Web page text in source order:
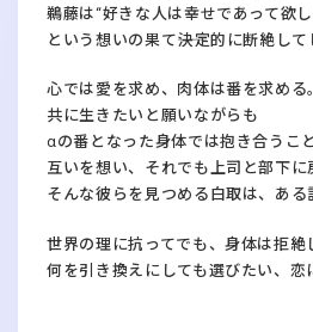
鵜藤は“好きな人は幸せであって欲し
という想いの果て――決定的に断絶して
心では愛を求め、肉体は番を求める
共に生きたいと願いながらも
αの番となった身体では抱き合うこ
互いを想い、それでも上司と部下に
そんな彼らを見つめる白取は、ある
世界の理に抗ってでも、身体は拒絶
何を引き換えにしても選びたい、恋